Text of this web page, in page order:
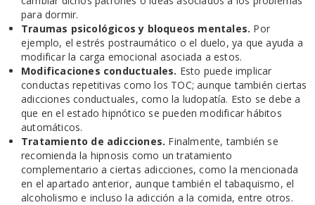
para dormir.
Traumas psicológicos y bloqueos mentales. Por
ejemplo, el estrés postraumático o el duelo, ya que ayuda a
modificar la carga emocional asociada a estos.
Modificaciones conductuales. Esto puede implicar
conductas repetitivas como los TOC; aunque también ciertas
adicciones conductuales, como la ludopatía. Esto se debe a
que en el estado hipnótico se pueden modificar hábitos
automáticos.
Tratamiento de adicciones. Finalmente, también se
recomienda la hipnosis como un tratamiento
complementario a ciertas adicciones, como la mencionada
en el apartado anterior, aunque también el tabaquismo, el
alcoholismo e incluso la adicción a la comida, entre otros.